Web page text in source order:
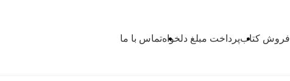
فروش کتابپرداخت مبلغ دلخواهتماس با ما